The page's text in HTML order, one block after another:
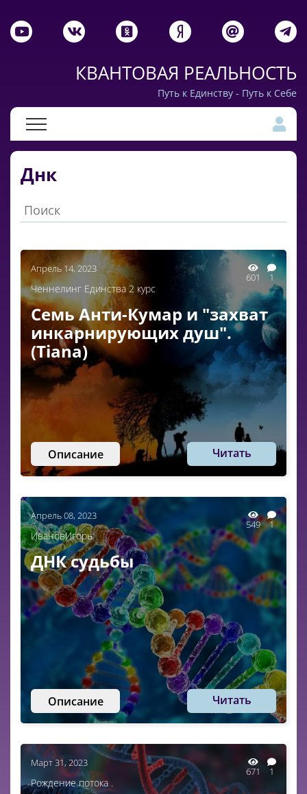
КВАНТОВАЯ РЕАЛЬНОСТЬ
Путь к Единству - Путь к Себе
Днк
Апрель 14, 2023
601 1
Ченнелинг Единства 2 курс
Семь Анти-Кумар и "захват
инкарнирующих душ".
(Tiana)
Описание Читать
Апрель 08, 2023
549 1
ИвановИгорь
ДНК судьбы
Описание Читать
Март 31, 2023
671 1
Рождение потока .